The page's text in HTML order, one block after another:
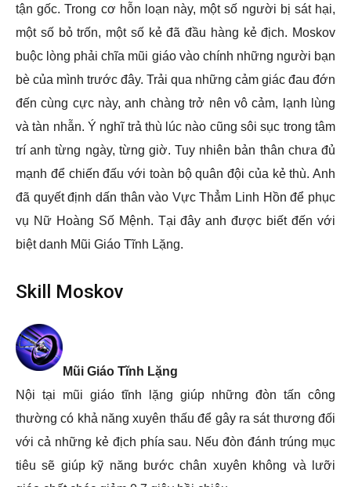
tận gốc. Trong cơ hỗn loạn này, một số người bị sát hại,
một số bỏ trốn, một số kẻ đã đầu hàng kẻ địch. Moskov
buộc lòng phải chĩa mũi giáo vào chính những người bạn
bè của mình trước đây. Trải qua những cảm giác đau đớn
đến cùng cực này, anh chàng trở nên vô cảm, lạnh lùng
và tàn nhẫn. Ý nghĩ trả thù lúc nào cũng sôi sục trong tâm
trí anh từng ngày, từng giờ. Tuy nhiên bản thân chưa đủ
mạnh để chiến đấu với toàn bộ quân đội của kẻ thù. Anh
đã quyết định dấn thân vào Vực Thẳm Linh Hồn để phục
vụ Nữ Hoàng Số Mệnh. Tại đây anh được biết đến với
biệt danh Mũi Giáo Tĩnh Lặng.
Skill Moskov
Mũi Giáo Tĩnh Lặng
Nội tại mũi giáo tĩnh lặng giúp những đòn tấn công
thường có khả năng xuyên thấu để gây ra sát thương đối
với cả những kẻ địch phía sau. Nếu đòn đánh trúng mục
tiêu sẽ giúp kỹ năng bước chân xuyên không và lưỡi